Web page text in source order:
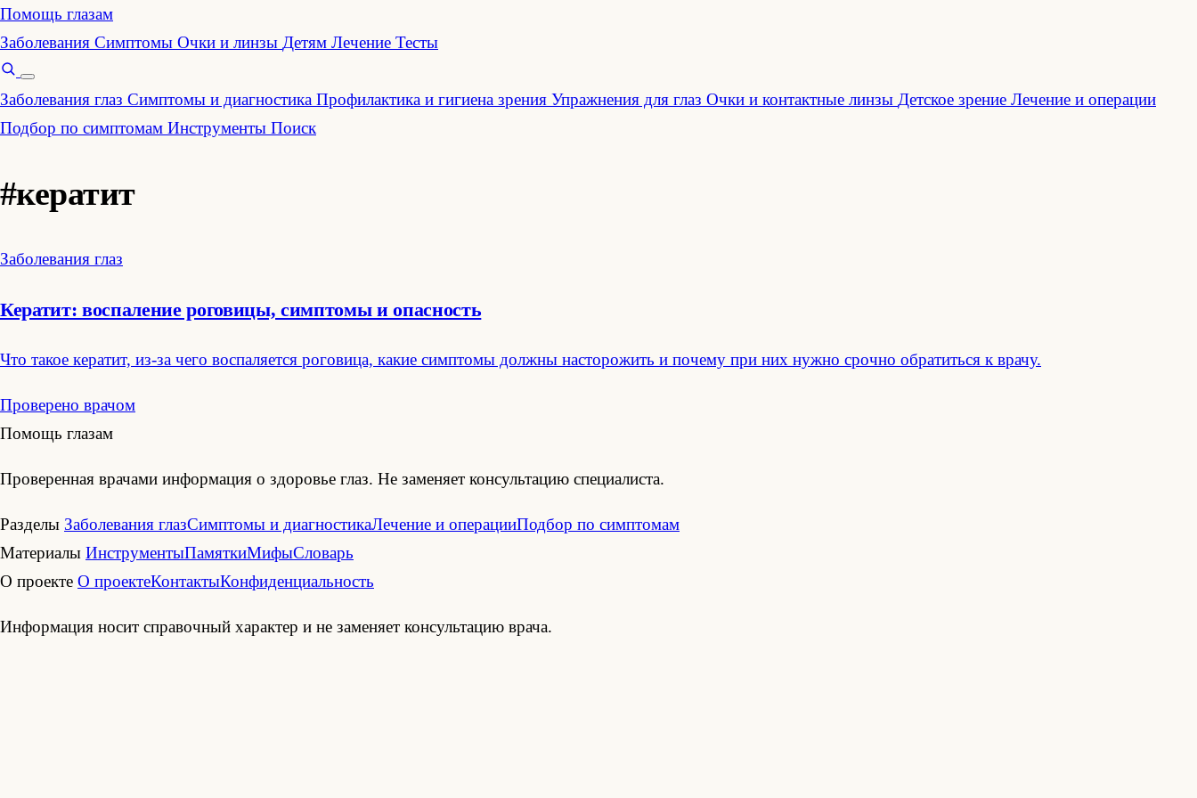
Помощь глазам
Заболевания Симптомы Очки и линзы Детям Лечение Тесты
Заболевания глаз Симптомы и диагностика Профилактика и гигиена зрения Упражнения для глаз Очки и контактные линзы Детское зрение Лечение и операции
Подбор по симптомам Инструменты Поиск
#кератит
Заболевания глаз
Кератит: воспаление роговицы, симптомы и опасность
Что такое кератит, из-за чего воспаляется роговица, какие симптомы должны насторожить и почему при них нужно срочно обратиться к врачу.
Проверено врачом
Помощь глазам
Проверенная врачами информация о здоровье глаз. Не заменяет консультацию специалиста.
Разделы Заболевания глазСимптомы и диагностикаЛечение и операцииПодбор по симптомам
Материалы ИнструментыПамяткиМифыСловарь
О проекте О проектеКонтактыКонфиденциальность
Информация носит справочный характер и не заменяет консультацию врача.